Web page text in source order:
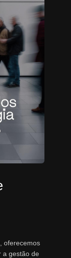
oferecemos
a gestão de